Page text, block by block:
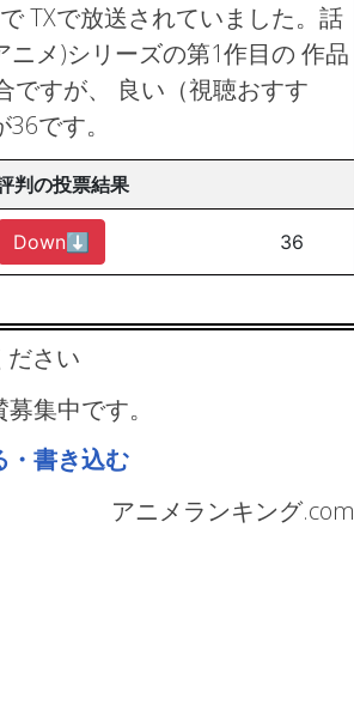
TXで放送されていました。話
メ)シリーズの第1作目の 作品
ですが、 良い（視聴おすす
です。
判の投票結果
Down⬇︎ 36
ださい
集中です。
・書き込む
アニメランキング.com